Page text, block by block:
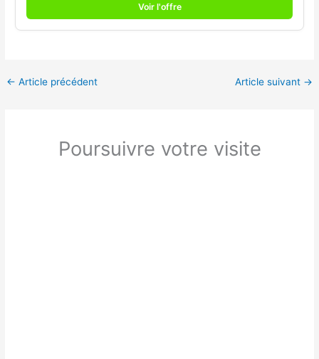
Voir l'offre
← Article précédent Article suivant →
Poursuivre votre visite